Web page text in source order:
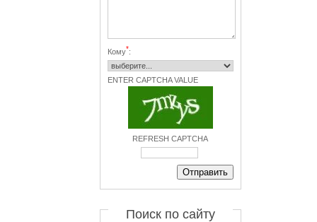
Кому*:
ENTER CAPTCHA VALUE
REFRESH CAPTCHA
Поиск по сайту